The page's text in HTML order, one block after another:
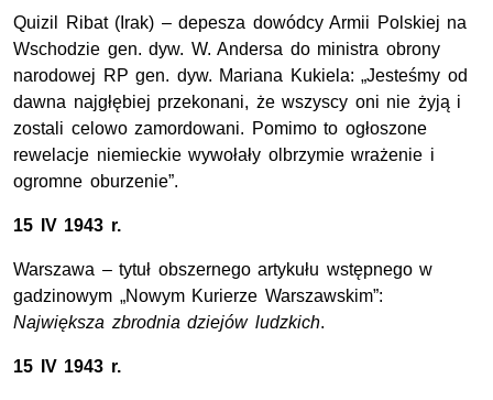
Quizil Ribat (Irak) – depesza dowódcy Armii Polskiej na
Wschodzie gen. dyw. W. Andersa do ministra obrony
narodowej RP gen. dyw. Mariana Kukiela: „Jesteśmy od
dawna najgłębiej przekonani, że wszyscy oni nie żyją i
zostali celowo zamordowani. Pomimo to ogłoszone
rewelacje niemieckie wywołały olbrzymie wrażenie i
ogromne oburzenie”.
15 IV 1943 r.
Warszawa – tytuł obszernego artykułu wstępnego w
gadzinowym „Nowym Kurierze Warszawskim”:
Największa zbrodnia dziejów ludzkich.
15 IV 1943 r.